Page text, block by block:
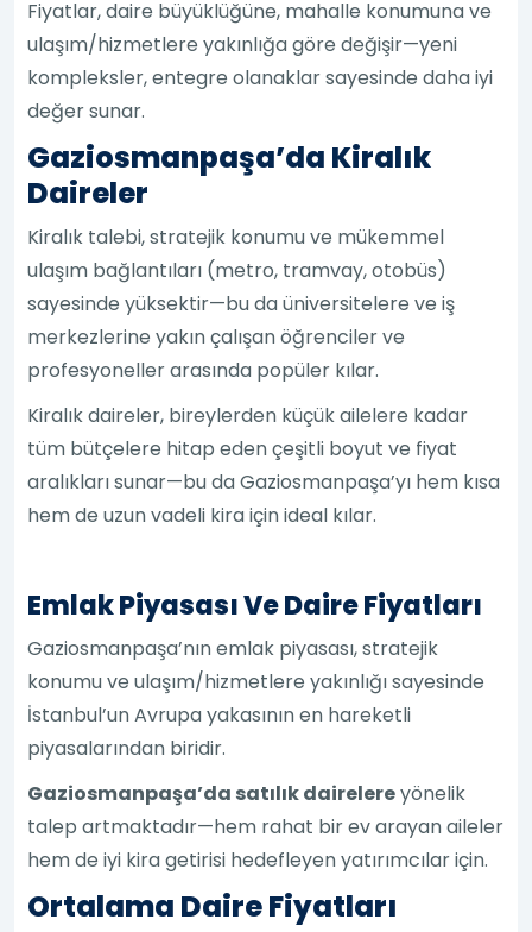
Fiyatlar, daire büyüklüğüne, mahalle konumuna ve
ulaşım/hizmetlere yakınlığa göre değişir—yeni
kompleksler, entegre olanaklar sayesinde daha iyi
değer sunar.
Gaziosmanpaşa’da Kiralık
Daireler
Kiralık talebi, stratejik konumu ve mükemmel
ulaşım bağlantıları (metro, tramvay, otobüs)
sayesinde yüksektir—bu da üniversitelere ve iş
merkezlerine yakın çalışan öğrenciler ve
profesyoneller arasında popüler kılar.
Kiralık daireler, bireylerden küçük ailelere kadar
tüm bütçelere hitap eden çeşitli boyut ve fiyat
aralıkları sunar—bu da Gaziosmanpaşa’yı hem kısa
hem de uzun vadeli kira için ideal kılar.
Emlak Piyasası Ve Daire Fiyatları
Gaziosmanpaşa’nın emlak piyasası, stratejik
konumu ve ulaşım/hizmetlere yakınlığı sayesinde
İstanbul’un Avrupa yakasının en hareketli
piyasalarından biridir.
Gaziosmanpaşa’da satılık dairelereyönelik
talep artmaktadır—hem rahat bir ev arayan aileler
hem de iyi kira getirisi hedefleyen yatırımcılar için.
Ortalama Daire Fiyatları